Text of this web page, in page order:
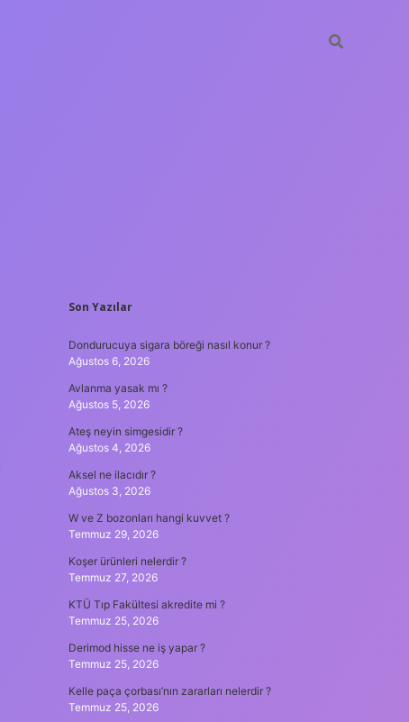
SIDEBAR
Son Yazılar
Dondurucuya sigara böreği nasıl konur ?
Ağustos 6, 2026
Avlanma yasak mı ?
Ağustos 5, 2026
Ateş neyin simgesidir ?
Ağustos 4, 2026
Aksel ne ilacıdır ?
Ağustos 3, 2026
W ve Z bozonları hangi kuvvet ?
Temmuz 29, 2026
Koşer ürünleri nelerdir ?
Temmuz 27, 2026
KTÜ Tıp Fakültesi akredite mi ?
Temmuz 25, 2026
Derimod hisse ne iş yapar ?
Temmuz 25, 2026
Kelle paça çorbası’nın zararları nelerdir ?
Temmuz 25, 2026